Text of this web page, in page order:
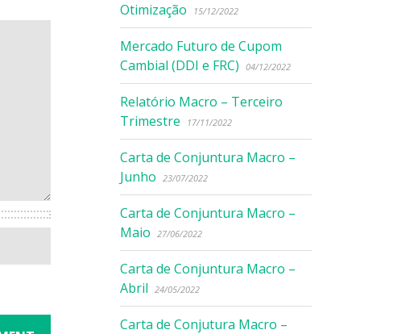
Otimização
15/12/2022
Mercado Futuro de Cupom
Cambial (DDI e FRC)
04/12/2022
Relatório Macro – Terceiro
Trimestre
17/11/2022
Carta de Conjuntura Macro –
Junho
23/07/2022
Carta de Conjuntura Macro –
Maio
27/06/2022
Carta de Conjuntura Macro –
Abril
24/05/2022
Carta de Conjutura Macro –